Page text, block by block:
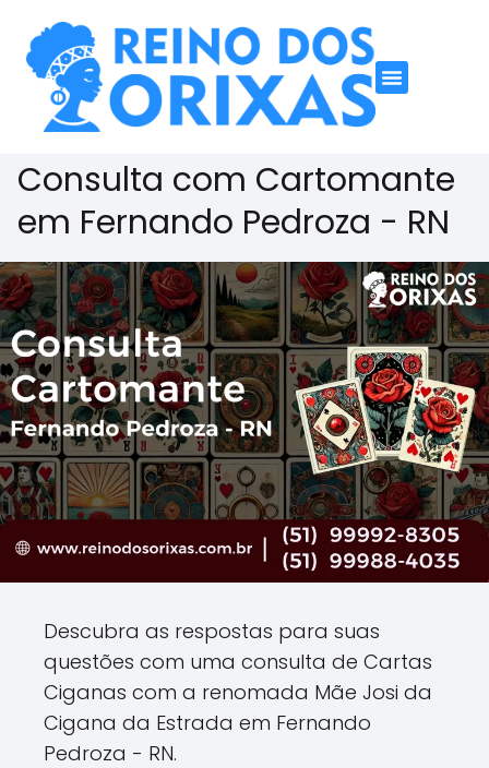
Consulta com Cartomante
em Fernando Pedroza - RN
Descubra as respostas para suas
questões com uma consulta de Cartas
Ciganas com a renomada Mãe Josi da
Cigana da Estrada em Fernando
Pedroza - RN.